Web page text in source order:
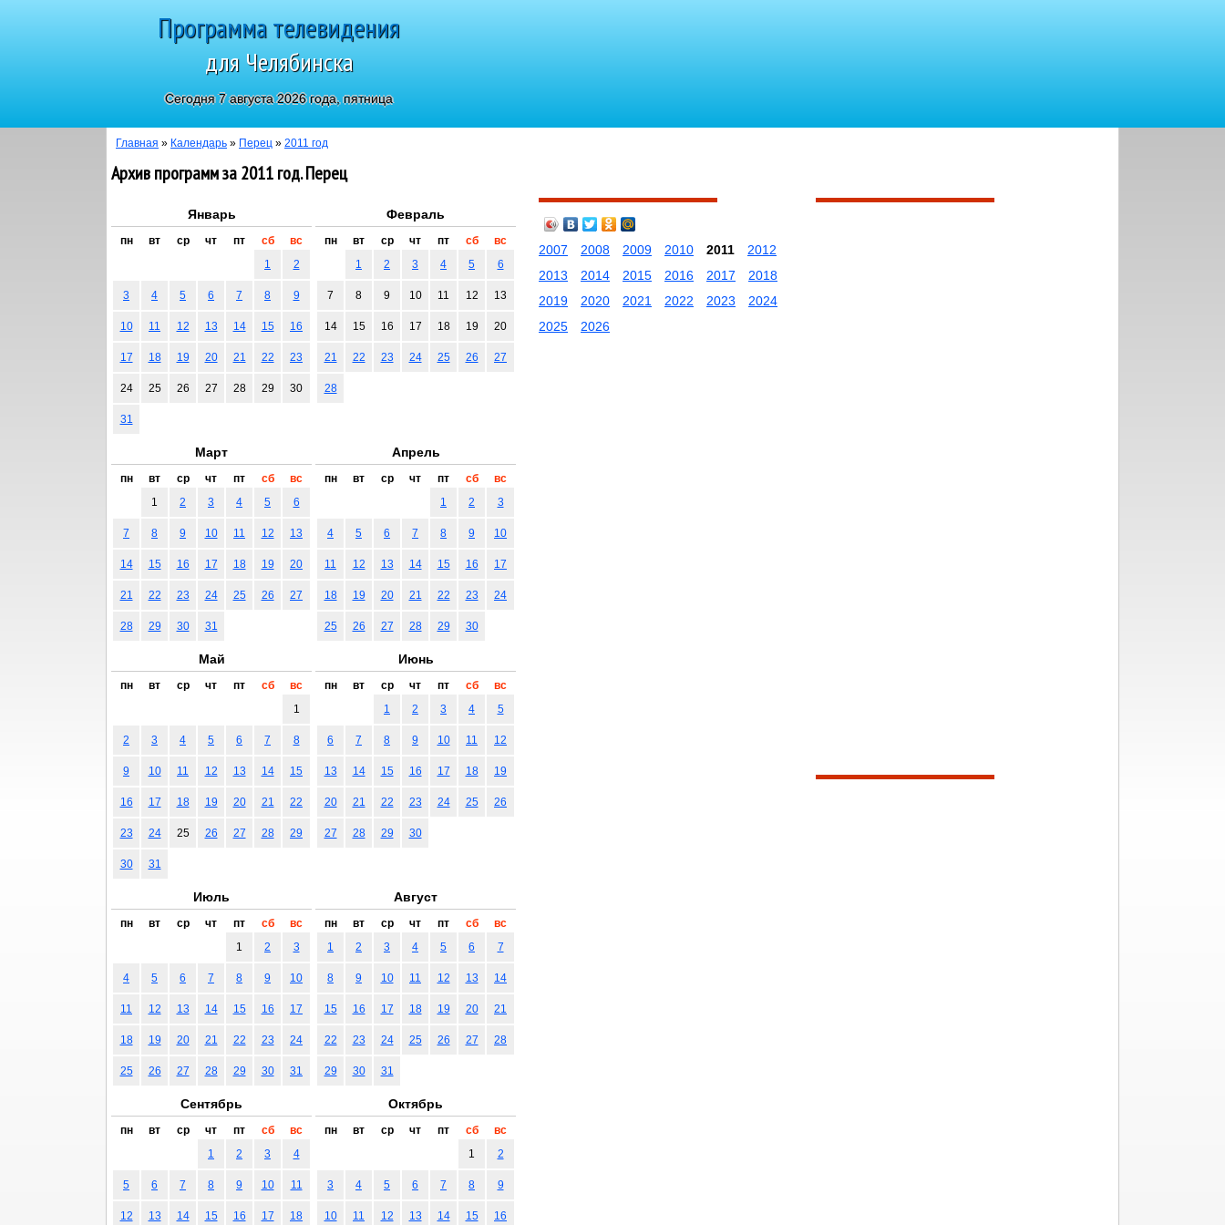
Программа телевидения
для Челябинска
Сегодня 7 августа 2026 года, пятница
Главная » Календарь » Перец » 2011 год
Архив программ за 2011 год. Перец
Январь
пн вт ср чт пт сб
вс
1
2
3 4 5 6 7 8 9
10 11 12 13 14 15 16
17 18 19 20 21 22 23
24 25 26 27 28 29 30
31
Февраль
пн вт ср чт пт сб
вс
1
2 3 4 5 6
7 8 9 10 11 12 13
14 15 16 17 18 19 20
21 22 23 24 25 26 27
28
Март
пн вт ср чт пт сб
вс
1
2 3 4 5 6
7 8 9 10 11 12 13
14 15 16 17 18 19 20
21 22 23 24 25 26 27
28 29 30 31
Апрель
пн вт ср чт пт сб
вс
1
2 3
4 5 6 7 8 9 10
11 12 13 14 15 16 17
18 19 20 21 22 23 24
25 26 27 28 29 30
Май
пн вт ср чт пт сб
вс
1
2 3 4 5 6 7 8
9 10 11 12 13 14 15
16 17 18 19 20 21 22
23 24 25 26 27 28 29
30 31
Июнь
пн вт ср чт пт сб
вс
1
2 3 4 5
6 7 8 9 10 11 12
13 14 15 16 17 18 19
20 21 22 23 24 25 26
27 28 29 30
Июль
пн вт ср чт пт сб
вс
1
2 3
4 5 6 7 8 9 10
11 12 13 14 15 16 17
18 19 20 21 22 23 24
25 26 27 28 29 30 31
Август
пн вт ср чт пт сб
вс
1
2 3 4 5 6 7
8 9 10 11 12 13 14
15 16 17 18 19 20 21
22 23 24 25 26 27 28
29 30 31
Сентябрь
пн вт ср чт пт сб
вс
1
2 3 4
5 6 7 8 9 10 11
12 13 14 15 16 17 18
Октябрь
пн вт ср чт пт сб
вс
1
2
3 4 5 6 7 8 9
10 11 12 13 14 15 16
2007 2008 2009 2010 2011
2012
2013
2014 2015 2016 2017
2018
2019
2020 2021 2022 2023
2024
2025
2026